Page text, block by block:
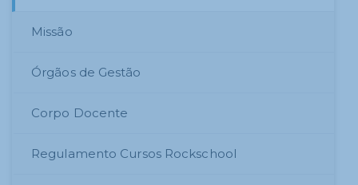
Missão
Órgãos de Gestão
Corpo Docente
Regulamento Cursos Rockschool